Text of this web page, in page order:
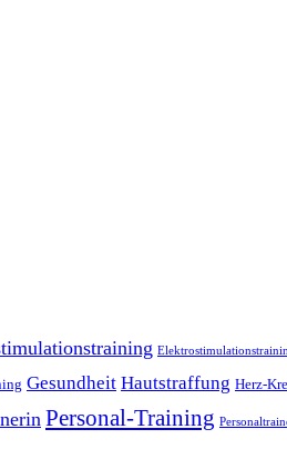
Gesundheit Hautstraffung Herz-
Personal-Training